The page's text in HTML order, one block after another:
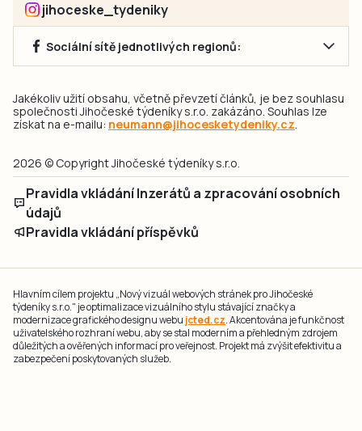
jihoceske_tydeniky
Sociální sítě jednotlivých regionů:
Jakékoliv užití obsahu, včetně převzetí článků, je bez souhlasu
společnosti Jihočeské týdeníky s.r.o. zakázáno. Souhlas lze
získat na e-mailu: neumann@jihocesketydeniky.cz.
2026 © Copyright Jihočeské týdeníky s.r.o.
Pravidla vkládání Inzerátů a zpracování osobních
údajů
Pravidla vkládání příspěvků
Hlavním cílem projektu „Nový vizuál webových stránek pro Jihočeské
týdeníky s.r.o." je optimalizace vizuálního stylu stávající značky a
modernizace grafického designu webu jcted.cz. Akcentována je funkčnost
uživatelského rozhraní webu, aby se stal moderním a přehledným zdrojem
důležitých a ověřených informací pro veřejnost. Projekt má zvýšit efektivitu a
zabezpečení poskytovaných služeb.